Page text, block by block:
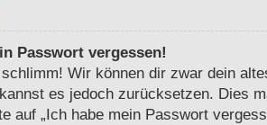
Passwort vergessen!
Wir können dir zwar dein
es jedoch zurücksetzen. Dies
auf „Ich habe mein Passwort